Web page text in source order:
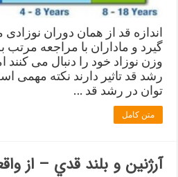
اندازه قد از همان دوران
گیرد و ماداران با مراجعه
وزن نوزاد خود را دنبال می کنند
رشد قد تاثیر دارند نکته مهمی
توان در رشد قد …
متن کامل
آرژنین و بلند قدي – از